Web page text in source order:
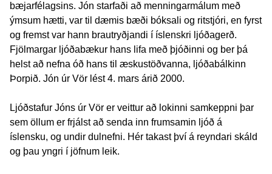
bæjarfélagsins. Jón starfaði að menningarmálum með
ýmsum hætti, var til dæmis bæði bóksali og ritstjóri, en fyrst
og fremst var hann brautryðjandi í íslenskri ljóðagerð.
Fjölmargar ljóðabækur hans lifa með þjóðinni og ber þá
helst að nefna óð hans til æskustöðvanna, ljóðabálkinn
Þorpið. Jón úr Vör lést 4. mars árið 2000.
Ljóðstafur Jóns úr Vör er veittur að lokinni samkeppni þar
sem öllum er frjálst að senda inn frumsamin ljóð á
íslensku, og undir dulnefni. Hér takast því á reyndari skáld
og þau yngri í jöfnum leik.